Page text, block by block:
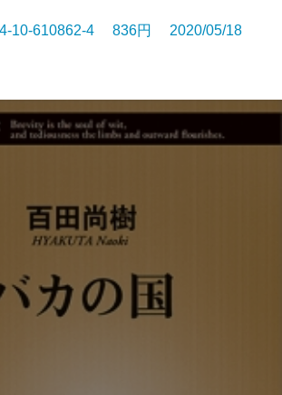
10-610862-4 836円 2020/05/18